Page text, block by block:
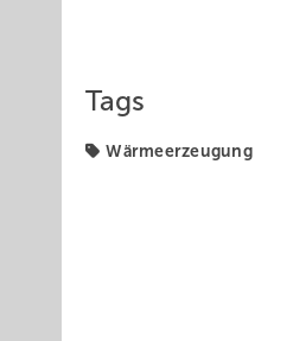
Tags
Wärmeerzeugung